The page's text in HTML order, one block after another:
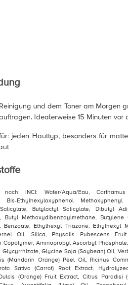
und dem Toner am Morgen
Idealerweise 15 Minuten vor
jeden Hauttyp, besonders für
nach INCI: Water/Aqua/Eau,
Bis-Ethylhexyloxyphenol
Butyloctyl Salicylate, Dibutyl
Butyl Methoxydibenzoylmethane,
Benzoate, Ethylhexyl Triazone, Ethylhexyl
Oil, Silica, Physalis Pubescens Fruit
Copolymer, Aminopropyl Ascorbyl
Glycyrrhizate, Glycine Soja (Soybean) Oil,
(Mandarin Orange) Peel Oil, Ricinus
Sativa (Carrot) Root Extract,
(Orange) Fruit Extract, Citrus Paradisi